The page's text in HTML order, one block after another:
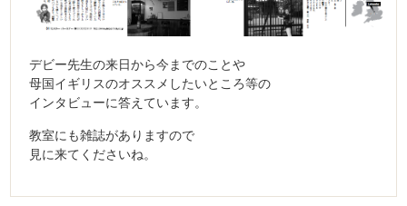
デビー先生の来日から今までのことや
母国イギリスのオススメしたいところ等の
インタビューに答えています。
教室にも雑誌がありますので
見に来てくださいね。